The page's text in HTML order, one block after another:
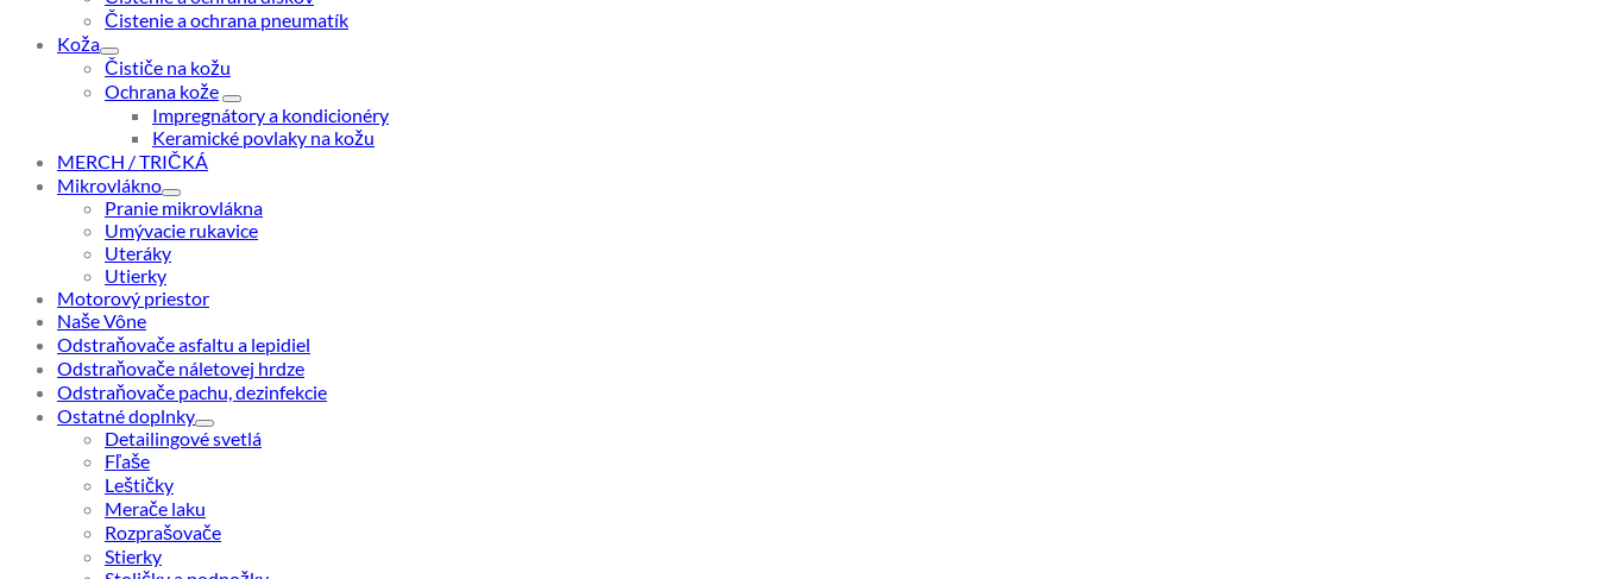
Čistenie a ochrana pneumatík
Koža
Čističe na kožu
Ochrana kože
Impregnátory a kondicionéry
Keramické povlaky na kožu
MERCH / TRIČKÁ
Mikrovlákno
Pranie mikrovlákna
Umývacie rukavice
Uteráky
Utierky
Motorový priestor
Naše Vône
Odstraňovače asfaltu a lepidiel
Odstraňovače náletovej hrdze
Odstraňovače pachu, dezinfekcie
Ostatné doplnky
Detailingové svetlá
Fľaše
Leštičky
Merače laku
Rozprašovače
Stierky